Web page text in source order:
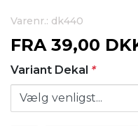
Varenr.: dk440
FRA 39,00
Variant Dekal *